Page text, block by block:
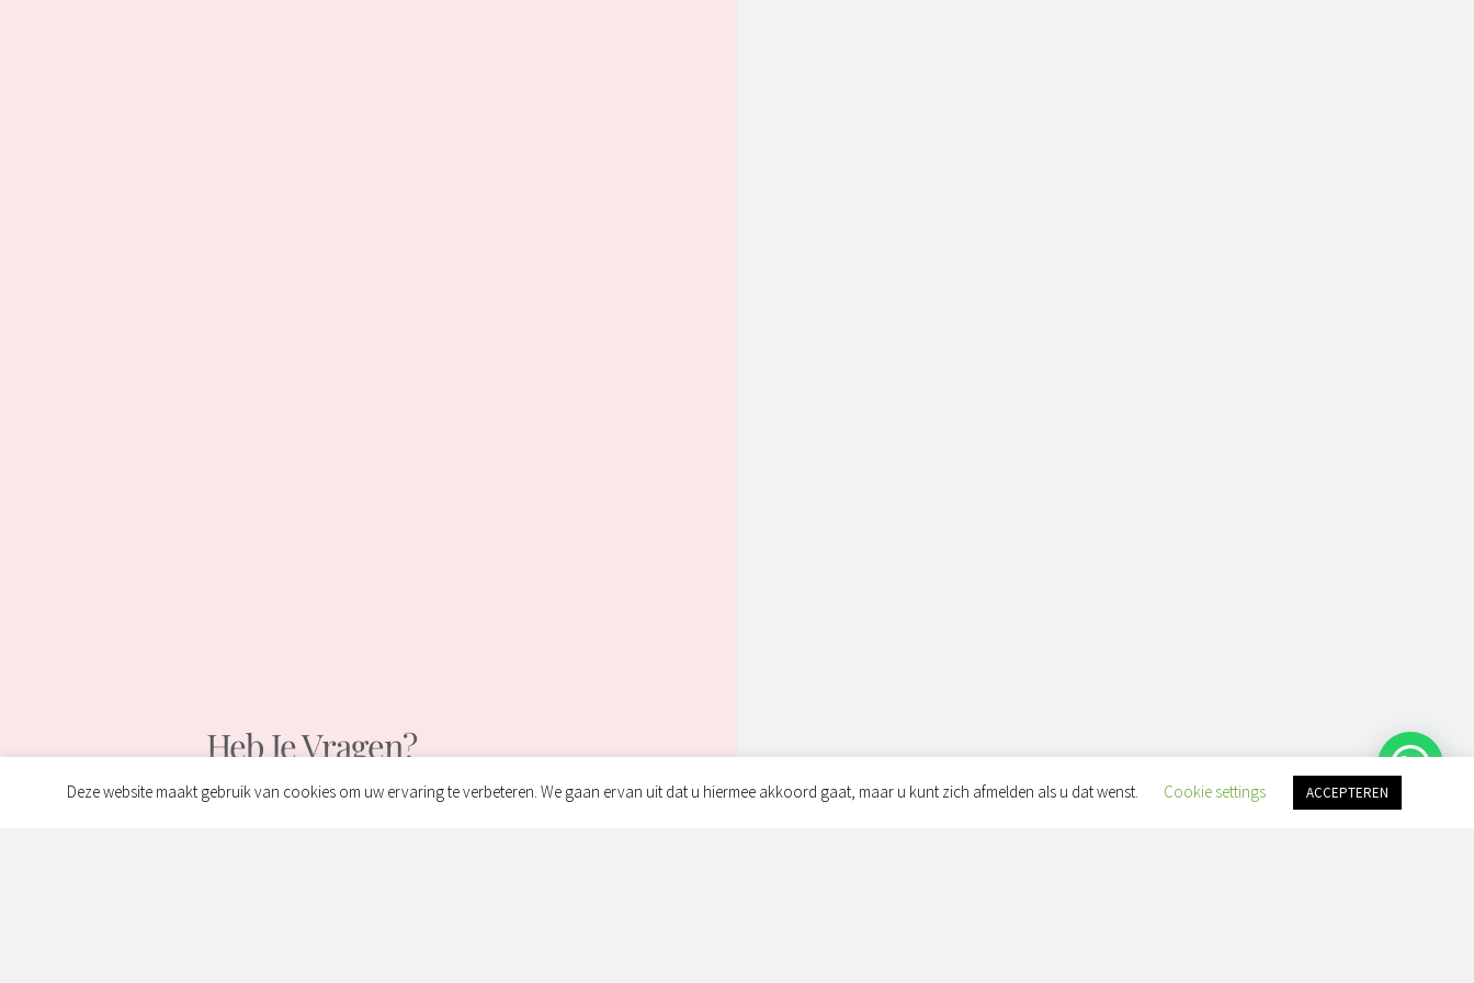
Heb Je Vragen?
Wij Helpen Je Graag!
Deze website maakt gebruik van cookies om uw ervaring te verbeteren. We gaan ervan uit dat u hiermee akkoord gaat, maar u kunt zich afmelden als u dat wenst. Cookie settings ACCEPTEREN